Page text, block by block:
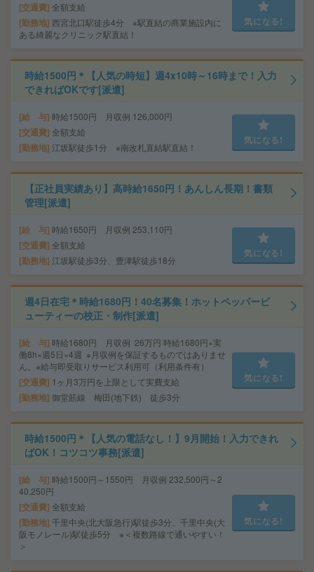
交通費 全額支給
勤務地 西宮北口駅徒歩4分 ※駅直結の商業施設内に
ある綺麗なクリニック駅直結！
気になる!
時給1500円＊【人気の時短】週4x10時～16時まで！入力
できればOKです[派遣]
給 与 時給1500円 月収例 126,000円
交通費 全額支給
勤務地 江坂駅徒歩1分 ※南改札直結駅直結！
気になる!
【正社員実績あり】高時給1650円！あんしん長期！書類
管理[派遣]
給 与 時給1650円 月収例 253,110円
交通費 全額支給
勤務地 江坂駅徒歩3分、豊津駅徒歩18分
気になる!
週4日在宅＊時給1680円！40名募集！ホットペッパービ
ューティーの校正・制作[派遣]
給 与 時給1680円 月収例 26万円 時給1680円×実
働8h×週5日×4週 ※月収例を保証するものではありませ
ん。※給与即受取りサービス利用可（利用条件有）
交通費 1ヶ月3万円を上限として実費支給
勤務地 御堂筋線 梅田(地下鉄) 徒歩3分
気になる!
時給1500円＊【人気の電話なし！】9月開始！入力できれ
ばOK！コツコツ事務[派遣]
給 与 時給1500円～1550円 月収例 232,500円～2
40,250円
交通費 全額支給
勤務地 千里中央(北大阪急行)駅徒歩3分、千里中央(大
阪モノレール)駅徒歩5分 ※＜複数路線で通いやすい！
＞
気になる!